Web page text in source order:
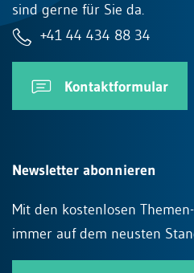
sind gerne für Sie da.
+41 44 434 88 34
Kontaktformular
Newsletter abonnieren
Mit den kostenlosen
immer auf dem neusten